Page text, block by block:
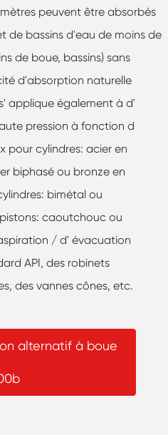
peuvent être absorbés
de bassins d'eau de moins de
de boue, bassins) sans
d'absorption naturelle
applique également à d'
pression à fonction d
cylindres: acier en
biphasé ou bronze en
bimétal ou
caoutchouc ou
/ d' évacuation
API, des robinets
des vannes cônes, etc.
alternatif à boue